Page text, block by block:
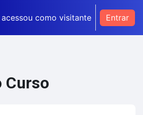
como visitante Entrar
Curso